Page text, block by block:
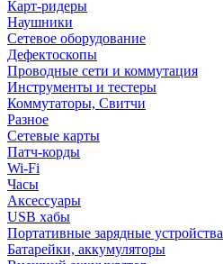
Карт-ридеры
Наушники
Сетевое оборудование
Дефектоскопы
Проводные сети и коммутация
Инструменты и тестеры
Коммутаторы, Свитчи
Разное
Сетевые карты
Патч-корды
Wi-Fi
Часы
Аксессуары
USB хабы
Портативные зарядные устройства
Батарейки, аккумуляторы